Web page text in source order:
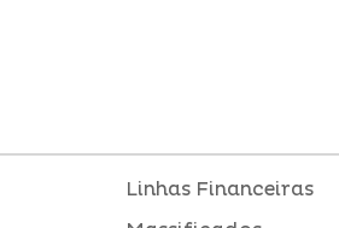
Linhas Financeiras